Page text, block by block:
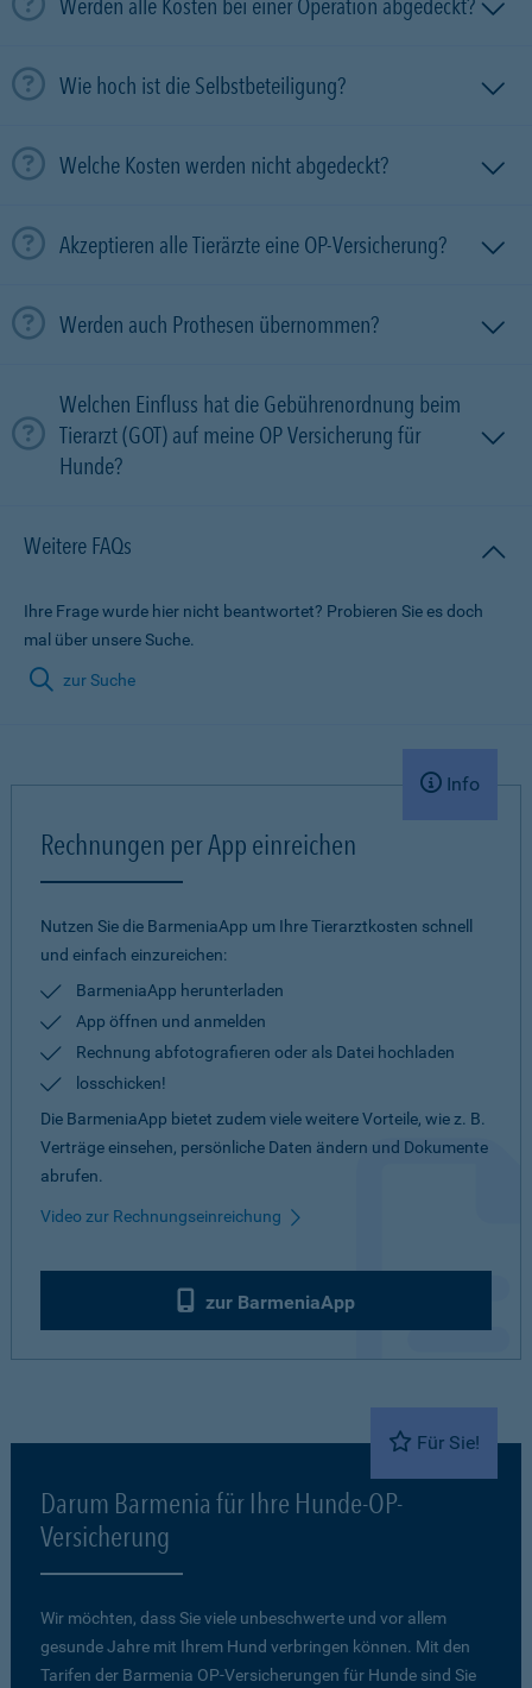
Werden alle Kosten bei einer Operation abgedeckt?
Wie hoch ist die Selbstbeteiligung?
Welche Kosten werden nicht abgedeckt?
Akzeptieren alle Tierärzte eine OP-Versicherung?
Werden auch Prothesen übernommen?
Welchen Einfluss hat die Gebührenordnung beim
Tierarzt (GOT) auf meine OP Versicherung für
Hunde?
Weitere FAQs
Ihre Frage wurde hier nicht beantwortet? Probieren Sie es doch
mal über unsere Suche.
zur Suche
Info
Rechnungen per App einreichen
Nutzen Sie die BarmeniaApp um Ihre Tierarztkosten schnell
und einfach einzureichen:
BarmeniaApp herunterladen
App öffnen und anmelden
Rechnung abfotografieren oder als Datei hochladen
losschicken!
Die BarmeniaApp bietet zudem viele weitere Vorteile, wie z. B.
Verträge einsehen, persönliche Daten ändern und Dokumente
abrufen.
Video zur Rechnungseinreichung
zur BarmeniaApp
Für Sie!
Darum Barmenia für Ihre Hunde-OP-
Versicherung
Wir möchten, dass Sie viele unbeschwerte und vor allem
gesunde Jahre mit Ihrem Hund verbringen können. Mit den
Tarifen der Barmenia OP-Versicherungen für Hunde sind Sie